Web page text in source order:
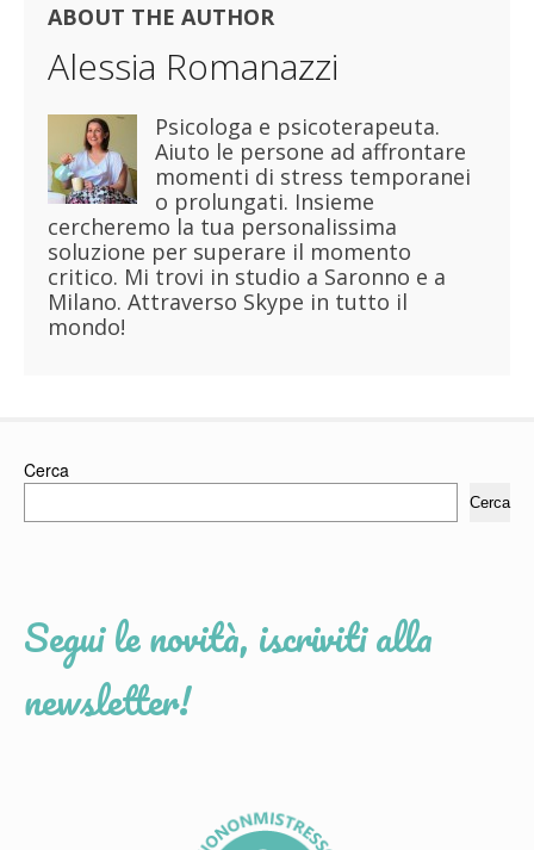
ABOUT THE AUTHOR
Alessia Romanazzi
Psicologa e psicoterapeuta.
Aiuto le persone ad affrontare
momenti di stress temporanei
o prolungati. Insieme
cercheremo la tua personalissima
soluzione per superare il momento
critico. Mi trovi in studio a Saronno e a
Milano. Attraverso Skype in tutto il
mondo!
Cerca
Cerca
Segui le novità, iscriviti alla
newsletter!